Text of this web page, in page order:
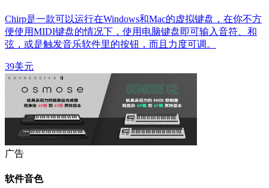
Chirp是一款可以运行在Windows和Mac的虚拟键盘，在你不方
便使用MIDI键盘的情况下，使用电脑键盘即可输入音符、和
弦，或是触发音乐软件里的按钮，而且力度可调。
39美元
广告
软件音色